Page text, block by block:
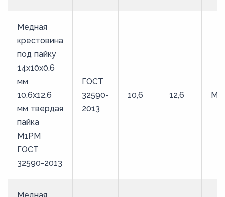
Медная
крестовина
под пайку
14х10х0.6
мм
10.6х12.6
мм твердая
пайка
М1РМ
ГОСТ
32590-2013
ГОСТ
32590-
2013
10,6 12,6